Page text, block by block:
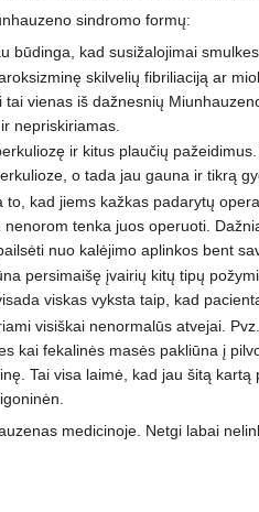
sindromo formų:
būdinga, kad susižalojimai
skilvelių fibriliaciją ar
vienas iš dažnesnių
nepriskiriamas.
ir kitus plaučių
o tada jau gauna ir tikrą
kad jiems kažkas padarytų
tenka juos operuoti.
nuo kalėjimo aplinkos bent
persimaišę įvairių kitų tipų
viskas vyksta taip, kad
visiškai nenormalūs atvejai.
kai fekalinės masės pakliūna į
Tai visa laimė, kad jau šitą
medicinoje. Netgi labai